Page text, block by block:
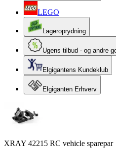
LEGO
Lageroprydning
Ugens tilbud - og andre
Elgigantens Kundeklub
Elgiganten Erhverv
XRAY 42215 RC vehicle sparepar